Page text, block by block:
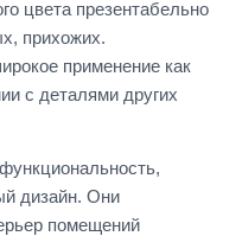
цвета презентабельно
прихожих.
применение как
с деталями других
дизайн. Они
помещений